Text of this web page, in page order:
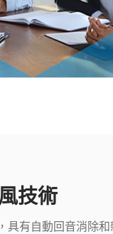
技術
具有自動回音消除